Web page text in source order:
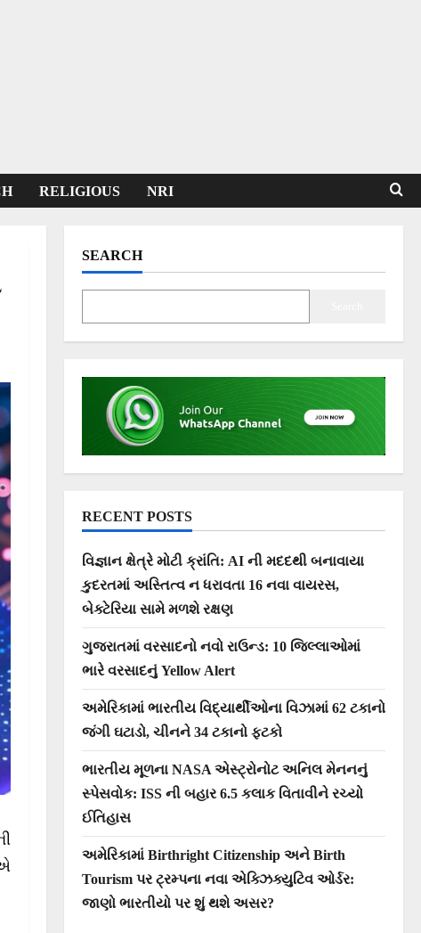
RELIGIOUS NRI
SEARCH
RECENT POSTS
વિજ્ઞાન ક્ષેત્રે મોટી ક્રાંતિ: AI ની મદદથી બનાવાયા
કુદરતમાં અસ્તિત્વ ન ધરાવતા 16 નવા વાયરસ,
બેક્ટેરિયા સામે મળશે રક્ષણ
ગુજરાતમાં વરસાદનો નવો રાઉન્ડ: 10 જિલ્લાઓમાં
ભારે વરસાદનું Yellow Alert
અમેરિકામાં ભારતીય વિદ્યાર્થીઓના વિઝામાં 62 ટકાનો
જંગી ઘટાડો, ચીનને 34 ટકાનો ફટકો
ભારતીય મૂળના NASA એસ્ટ્રોનોટ અનિલ મેનનનું
સ્પેસવોક: ISS ની બહાર 6.5 કલાક વિતાવીને રચ્યો
ઈતિહાસ
અમેરિકામાં Birthright Citizenship અને Birth
Tourism પર ટ્રમ્પના નવા એક્ઝિક્યુટિવ ઓર્ડર:
જાણો ભારતીયો પર શું થશે અસર?